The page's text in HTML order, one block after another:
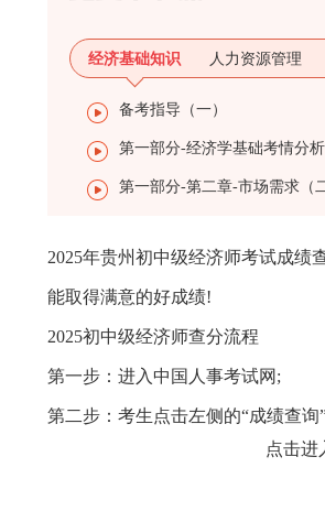
经济基础知识 人力资源管理
备考指导（一）
第一部分-经济学基础考情分析
第一部分-第二章-市场需求（
2025年贵州初中级经济师考试成绩
能取得满意的好成绩!
2025初中级经济师查分流程
第一步：进入中国人事考试网;
第二步：考生点击左侧的“成绩查询
点击进